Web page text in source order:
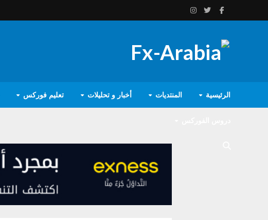
الرئيسية المنتديات أخبار و تحليلات تعليم فوركس